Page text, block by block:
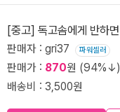
[중고] 독고솜에게 반하면
판매자 : gri37 파워셀러
판매가 : 870원 (94%↓)
배송비 : 3,500원